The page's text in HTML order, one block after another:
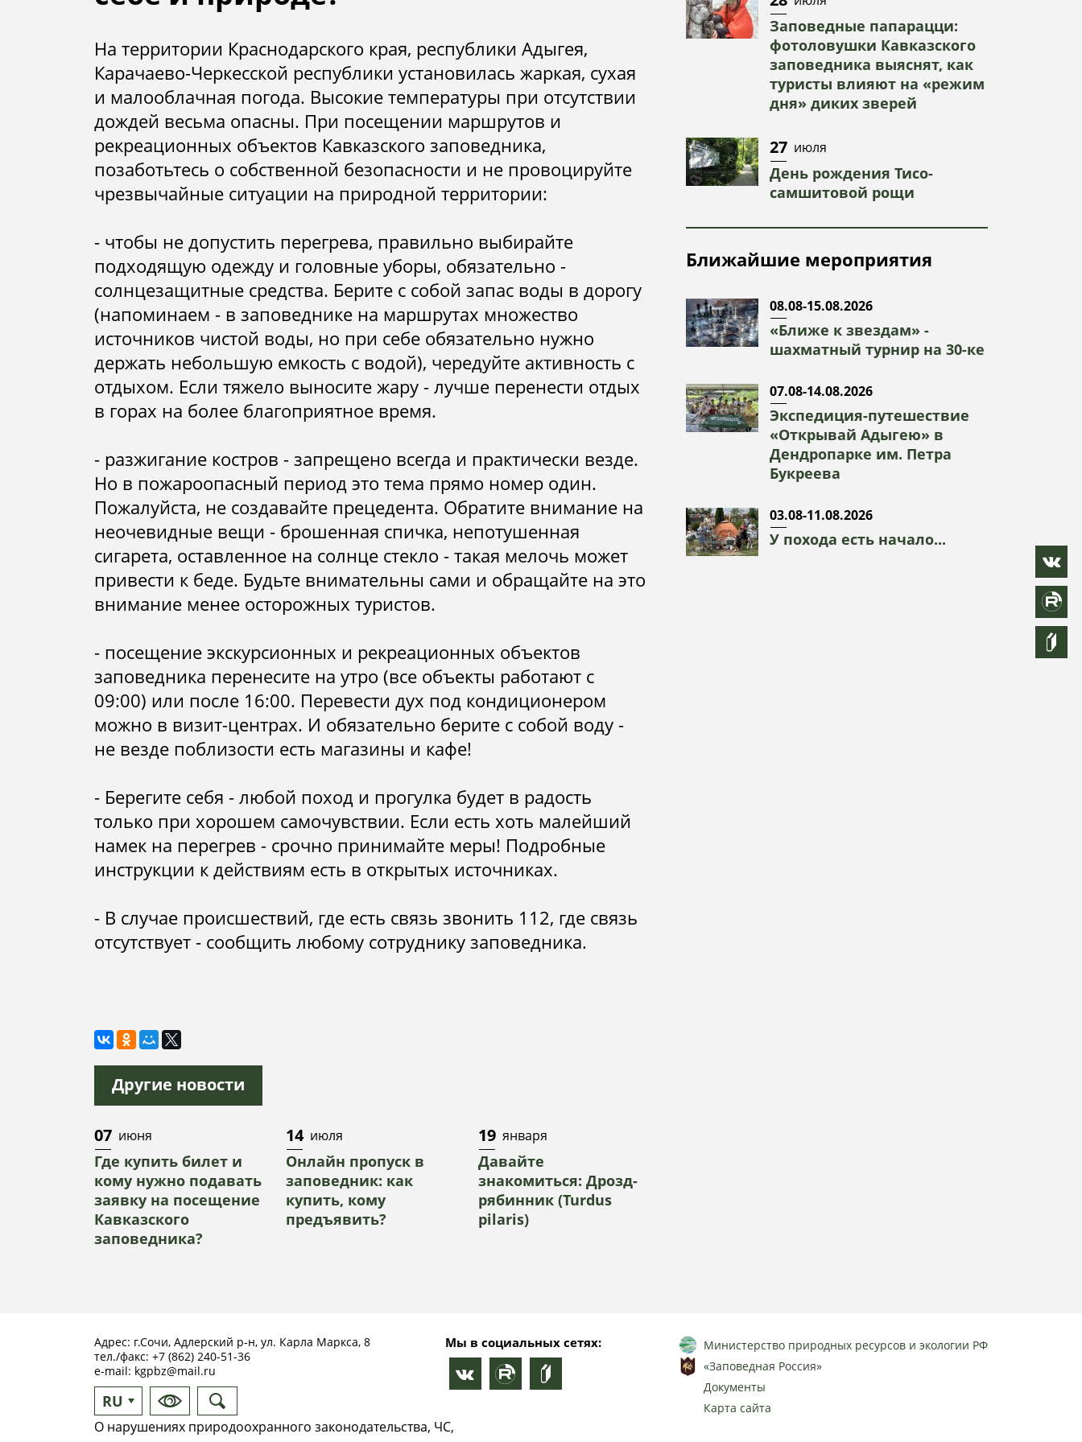
Рельеф
Ландшафты
Растительный
и животный
мир
посещения
На территории Краснодарского края, республики Адыгея,
Карачаево-Черкесской республики установилась жаркая, сухая
и малооблачная погода. Высокие температуры при отсутствии
дождей весьма опасны. При посещении маршрутов и
рекреационных объектов Кавказского заповедника,
позаботьтесь о собственной безопасности и не провоцируйте
чрезвычайные ситуации на природной территории:
- чтобы не допустить перегрева, правильно выбирайте
подходящую одежду и головные уборы, обязательно -
солнцезащитные средства. Берите с собой запас воды в дорогу
(напоминаем - в заповеднике на маршрутах множество
источников чистой воды, но при себе обязательно нужно
держать небольшую емкость с водой), чередуйте активность с
отдыхом. Если тяжело выносите жару - лучше перенести отдых
в горах на более благоприятное время.
- разжигание костров - запрещено всегда и практически везде.
Но в пожароопасный период это тема прямо номер один.
Пожалуйста, не создавайте прецедента. Обратите внимание на
неочевидные вещи - брошенная спичка, непотушенная
сигарета, оставленное на солнце стекло - такая мелочь может
привести к беде. Будьте внимательны сами и обращайте на это
внимание менее осторожных туристов.
- посещение экскурсионных и рекреационных объектов
заповедника перенесите на утро (все объекты работают с
09:00) или после 16:00. Перевести дух под кондиционером
можно в визит-центрах. И обязательно берите с собой воду -
не везде поблизости есть магазины и кафе!
- Берегите себя - любой поход и прогулка будет в радость
только при хорошем самочувствии. Если есть хоть малейший
намек на перегрев - срочно принимайте меры! Подробные
инструкции к действиям есть в открытых источниках.
- В случае происшествий, где есть связь звонить 112, где связь
отсутствует - сообщить любому сотруднику заповедника.
Другие новости
07 июня
Где купить билет и
кому нужно подавать
заявку на посещение
Кавказского
заповедника?
14 июля
Онлайн пропуск в
заповедник: как
купить, кому
предъявить?
19 января
Давайте
знакомиться: Дрозд-
рябинник (Turdus
pilaris)
Заповедные папарацци:
фотоловушки Кавказского
заповедника выяснят, как
туристы влияют на «режим
дня» диких зверей
27 июля
День рождения Тисо-
самшитовой рощи
Ближайшие мероприятия
08.08-15.08.2026
«Ближе к звездам» -
шахматный турнир на 30-ке
07.08-14.08.2026
Экспедиция-путешествие
«Открывай Адыгею» в
Дендропарке им. Петра
Букреева
03.08-11.08.2026
У похода есть начало...
Адрес: г.Сочи, Адлерский р-н, ул. Карла Маркса, 8
тел./факс: +7 (862) 240-51-36
e-mail: kgpbz@mail.ru
RU
EN
Мы в социальных сетях:
Министерство природных ресурсов и экологии РФ
«Заповедная Россия»
Документы
Карта сайта
О нарушениях природоохранного законодательства, ЧС,